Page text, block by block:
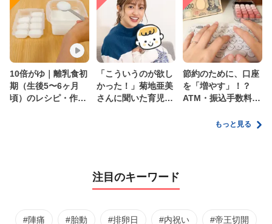
10倍がゆ｜離乳食初
期（生後5〜6ヶ月
頃）のレシピ・作り
「こういうのが欲し
かった！」菊地亜美
さんに聞いた育児
節約のために、口座
を「増やす」！？
ATM・振込手数料の
家計管理術もっと見る
注目のキーワード
#陣痛 #胎動 #排卵日 #内祝い #帝王切開